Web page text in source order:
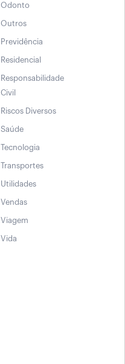
Odonto
Outros
Previdência
Residencial
Responsabilidade
Civil
Riscos Diversos
Saúde
Tecnologia
Transportes
Utilidades
Vendas
Viagem
Vida